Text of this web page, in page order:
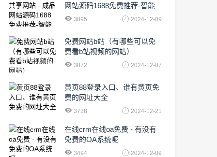
网站源码1688免费推荐-智能
化时代的挑战与机遇!
3895 2024-12-09
免费网站b站（有哪些可以免
费看b站视频的网站）
3872 2024-12-07
黄页88登录入口、谁有黄页免
费的网址大全
3738 2024-12-21
在线crm在线oa免费 - 有没有
免费的OA系统呢
3494 2024-12-09